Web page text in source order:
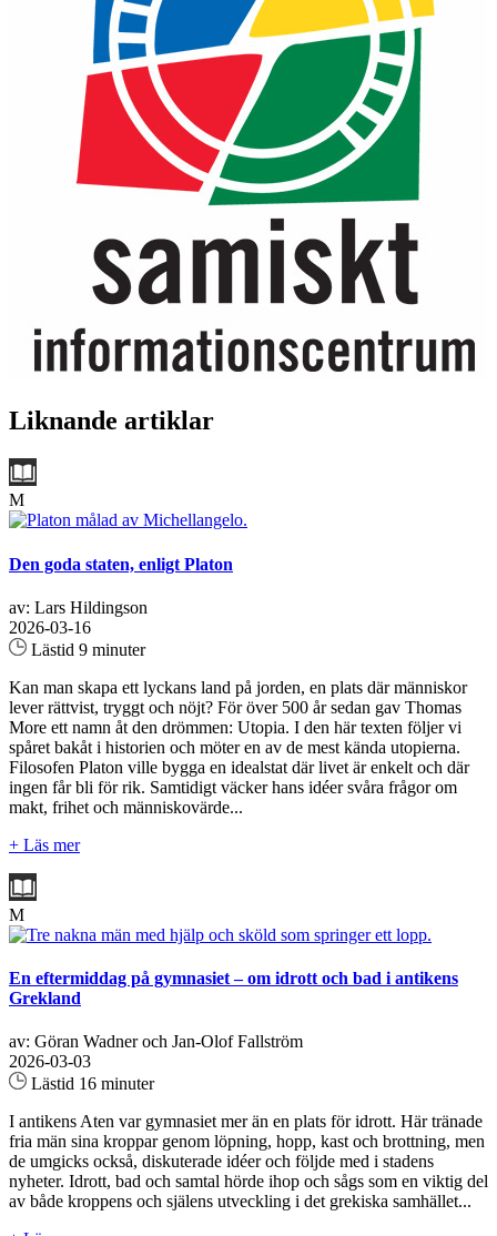
Liknande artiklar
M
Den goda staten, enligt Platon
av: Lars Hildingson
2026-03-16
Lästid 9 minuter
Kan man skapa ett lyckans land på jorden, en plats där människor
lever rättvist, tryggt och nöjt? För över 500 år sedan gav Thomas
More ett namn åt den drömmen: Utopia. I den här texten följer vi
spåret bakåt i historien och möter en av de mest kända utopierna.
Filosofen Platon ville bygga en idealstat där livet är enkelt och där
ingen får bli för rik. Samtidigt väcker hans idéer svåra frågor om
makt, frihet och människovärde...
+ Läs mer
M
En eftermiddag på gymnasiet – om idrott och bad i antikens
Grekland
av: Göran Wadner och Jan-Olof Fallström
2026-03-03
Lästid 16 minuter
I antikens Aten var gymnasiet mer än en plats för idrott. Här tränade
fria män sina kroppar genom löpning, hopp, kast och brottning, men
de umgicks också, diskuterade idéer och följde med i stadens
nyheter. Idrott, bad och samtal hörde ihop och sågs som en viktig del
av både kroppens och själens utveckling i det grekiska samhället...